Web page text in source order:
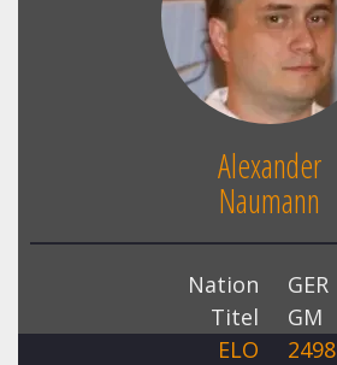
Alexander
Naumann
Nation
GER
Titel
GM
ELO
2498